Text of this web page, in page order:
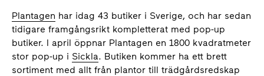
Plantagen har idag 43 butiker i Sverige, och har sedan
tidigare framgångsrikt kompletterat med pop-up
butiker. I april öppnar Plantagen en 1800 kvadratmeter
stor pop-up i Sickla. Butiken kommer ha ett brett
sortiment med allt från plantor till trädgårdsredskap